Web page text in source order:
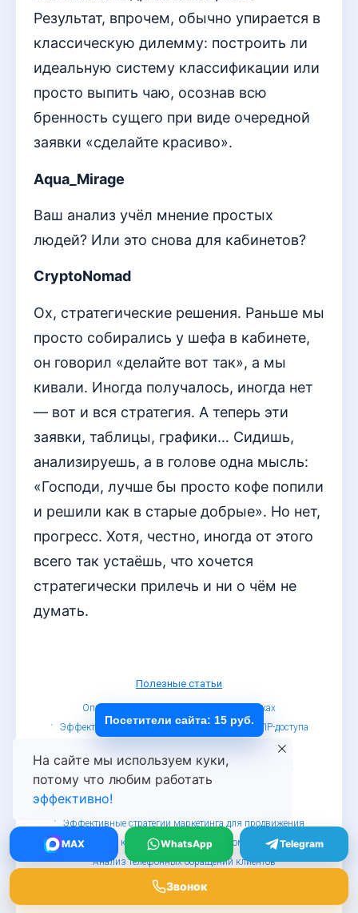
Результат, впрочем, обычно упирается в
классическую дилемму: построить ли
идеальную систему классификации или
просто выпить чаю, осознав всю
бренность сущего при виде очередной
заявки «сделайте красиво».
Aqua_Mirage
Ваш анализ учёл мнение простых
людей? Или это снова для кабинетов?
CryptoNomad
Ох, стратегические решения. Раньше мы
просто собирались у шефа в кабинете,
он говорил «делайте вот так», а мы
кивали. Иногда получалось, иногда нет
— вот и вся стратегия. А теперь эти
заявки, таблицы, графики… Сидишь,
анализируешь, а в голове одна мысль:
«Господи, лучше бы просто кофе попили
и решили как в старые добрые». Но нет,
прогресс. Хотя, честно, иногда от этого
всего так устаёшь, что хочется
стратегически прилечь и ни о чём не
думать.
Полезные статьи
Определение источника клиента в продажах
Эффективные стратегии повышения продаж VIP-доступа
Эффективные стратегии маркетинга для оптовых
продаж кирпича
Как оценить рекламный канал по телефону
Эффективные стратегии маркетинга для продвижения
сервисов кибербезопасности в малом бизнесе
Анализ телефонных обращений клиентов
© Определитель номеров, 2019 - 2026
На сайте мы используем куки,
потому что любим работать
эффективно!
MAX WhatsApp Telegram
Звонок
Посетители сайта: 15 руб.